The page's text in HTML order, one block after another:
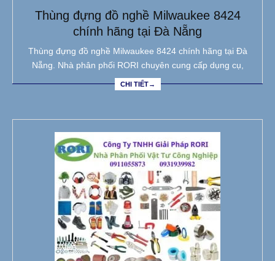
Thùng đựng đồ nghề Milwaukee 8424
chính hãng tại Đà Nẵng
Thùng đựng đồ nghề Milwaukee 8424 chính hãng tại Đà
Nẵng. Nhà phân phối RORI chuyên cung cấp dụng cụ,
CHI TIẾT→